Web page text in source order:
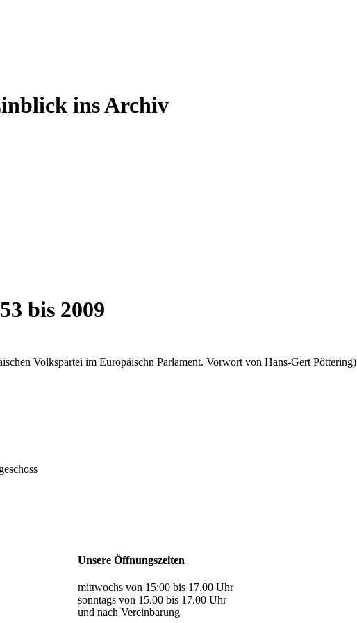
ins Archiv
bis 2009
Volkspartei im Europäischn Parlament. Vorwort von Hans-Gert Pöttering)
Unsere Öffnungszeiten
mittwochs von 15:00 bis 17.00 Uhr
sonntags von 15.00 bis 17.00 Uhr
und nach Vereinbarung